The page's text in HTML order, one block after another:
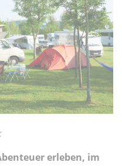
erleben, im